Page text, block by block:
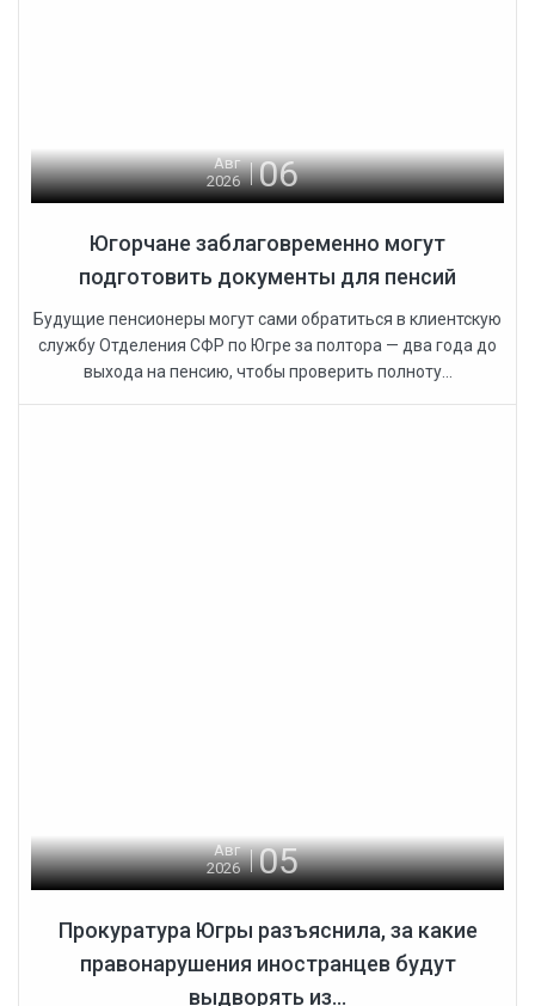
Авг
2026
06
Югорчане заблаговременно могут
подготовить документы для пенсий
Будущие пенсионеры могут сами обратиться в клиентскую
службу Отделения СФР по Югре за полтора — два года до
выхода на пенсию, чтобы проверить полноту...
Авг
2026
05
Прокуратура Югры разъяснила, за какие
правонарушения иностранцев будут
выдворять из...